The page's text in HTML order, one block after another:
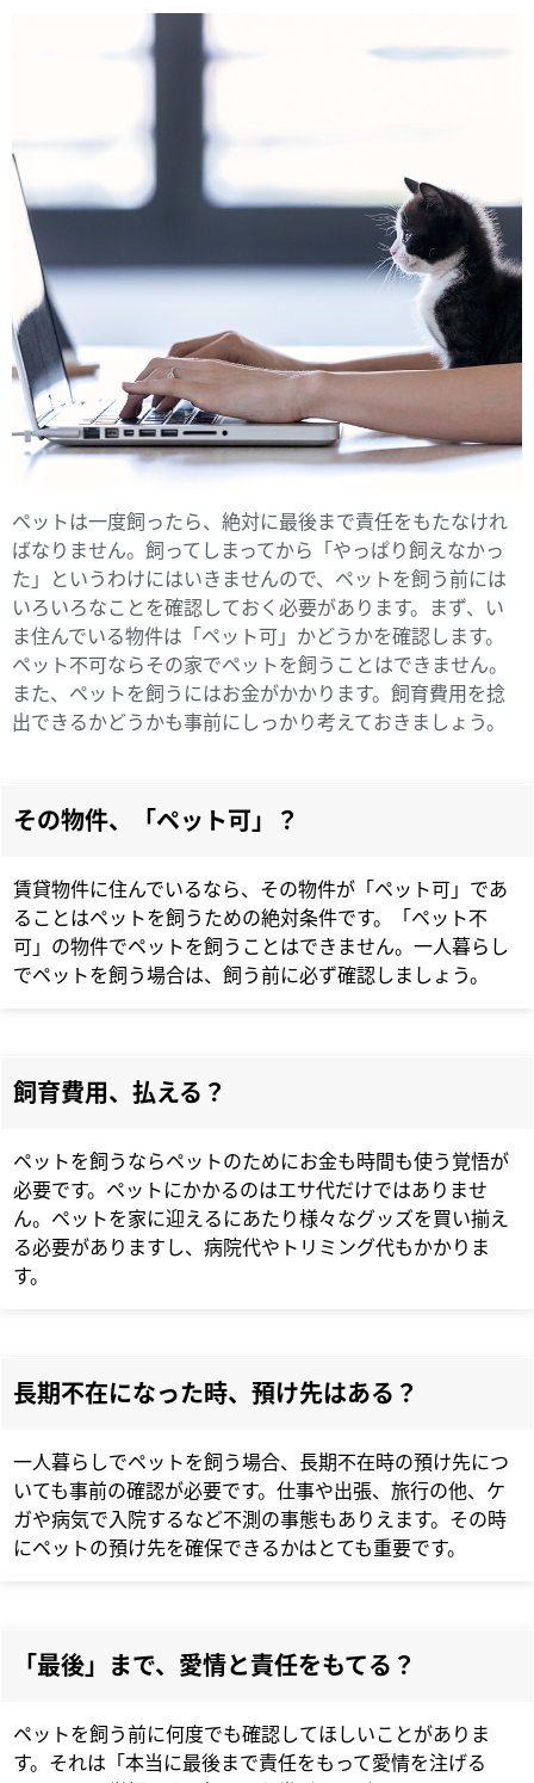
ペットは一度飼ったら、絶対に最後まで責任をもたなけれ
ばなりません。飼ってしまってから「やっぱり飼えなかっ
た」というわけにはいきませんので、ペットを飼う前には
いろいろなことを確認しておく必要があります。まず、い
ま住んでいる物件は「ペット可」かどうかを確認します。
ペット不可ならその家でペットを飼うことはできません。
また、ペットを飼うにはお金がかかります。飼育費用を捻
出できるかどうかも事前にしっかり考えておきましょう。
その物件、「ペット可」？
賃貸物件に住んでいるなら、その物件が「ペット可」であ
ることはペットを飼うための絶対条件です。「ペット不
可」の物件でペットを飼うことはできません。一人暮らし
でペットを飼う場合は、飼う前に必ず確認しましょう。
飼育費用、払える？
ペットを飼うならペットのためにお金も時間も使う覚悟が
必要です。ペットにかかるのはエサ代だけではありませ
ん。ペットを家に迎えるにあたり様々なグッズを買い揃え
る必要がありますし、病院代やトリミング代もかかりま
す。
長期不在になった時、預け先はある？
一人暮らしでペットを飼う場合、長期不在時の預け先につ
いても事前の確認が必要です。仕事や出張、旅行の他、ケ
ガや病気で入院するなど不測の事態もありえます。その時
にペットの預け先を確保できるかはとても重要です。
「最後」まで、愛情と責任をもてる？
ペットを飼う前に何度でも確認してほしいことがありま
す。それは「本当に最後まで責任をもって愛情を注げる